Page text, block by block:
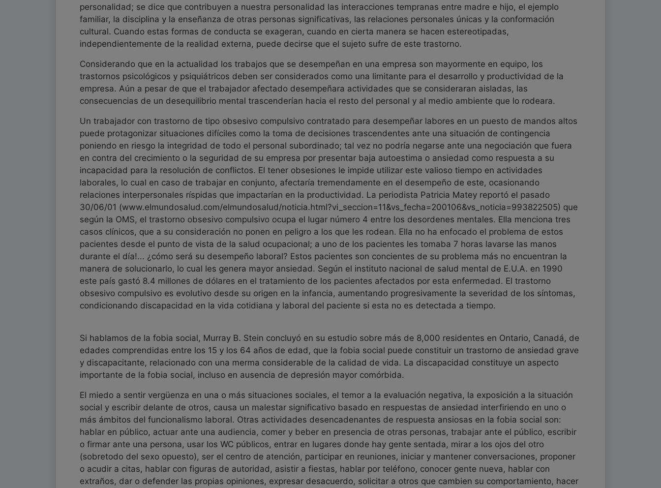
personalidad; se dice que contribuyen a nuestra personalidad las interacciones tempranas entre madre e hijo, el ejemplo
familiar, la disciplina y la enseñanza de otras personas significativas, las relaciones personales únicas y la conformación
cultural. Cuando estas formas de conducta se exageran, cuando en cierta manera se hacen estereotipadas,
independientemente de la realidad externa, puede decirse que el sujeto sufre de este trastorno.
Considerando que en la actualidad los trabajos que se desempeñan en una empresa son mayormente en equipo, los
trastornos psicológicos y psiquiátricos deben ser considerados como una limitante para el desarrollo y productividad de la
empresa. Aún a pesar de que el trabajador afectado desempeñara actividades que se consideraran aisladas, las
consecuencias de un desequilibrio mental trascenderían hacia el resto del personal y al medio ambiente que lo rodeara.
Un trabajador con trastorno de tipo obsesivo compulsivo contratado para desempeñar labores en un puesto de mandos altos
puede protagonizar situaciones difíciles como la toma de decisiones trascendentes ante una situación de contingencia
poniendo en riesgo la integridad de todo el personal subordinado; tal vez no podría negarse ante una negociación que fuera
en contra del crecimiento o la seguridad de su empresa por presentar baja autoestima o ansiedad como respuesta a su
incapacidad para la resolución de conflictos. El tener obsesiones le impide utilizar este valioso tiempo en actividades
laborales, lo cual en caso de trabajar en conjunto, afectaría tremendamente en el desempeño de este, ocasionando
relaciones interpersonales ríspidas que impactarían en la productividad. La periodista Patricia Matey reportó el pasado
30/06/01 (www.elmundosalud.com/elmundosalud/noticia.html?vi_seccion=11&vs_fecha=200106&vs_noticia=993822505) que
según la OMS, el trastorno obsesivo compulsivo ocupa el lugar número 4 entre los desordenes mentales. Ella menciona tres
casos clínicos, que a su consideración no ponen en peligro a los que les rodean. Ella no ha enfocado el problema de estos
pacientes desde el punto de vista de la salud ocupacional; a uno de los pacientes les tomaba 7 horas lavarse las manos
durante el día!... ¿cómo será su desempeño laboral? Estos pacientes son concientes de su problema más no encuentran la
manera de solucionarlo, lo cual les genera mayor ansiedad. Según el instituto nacional de salud mental de E.U.A. en 1990
este país gastó 8.4 millones de dólares en el tratamiento de los pacientes afectados por esta enfermedad. El trastorno
obsesivo compulsivo es evolutivo desde su origen en la infancia, aumentando progresivamente la severidad de los síntomas,
condicionando discapacidad en la vida cotidiana y laboral del paciente si esta no es detectada a tiempo.
Si hablamos de la fobia social, Murray B. Stein concluyó en su estudio sobre más de 8,000 residentes en Ontario, Canadá, de
edades comprendidas entre los 15 y los 64 años de edad, que la fobia social puede constituir un trastorno de ansiedad grave
y discapacitante, relacionado con una merma considerable de la calidad de vida. La discapacidad constituye un aspecto
importante de la fobia social, incluso en ausencia de depresión mayor comórbida.
El miedo a sentir vergüenza en una o más situaciones sociales, el temor a la evaluación negativa, la exposición a la situación
social y escribir delante de otros, causa un malestar significativo basado en respuestas de ansiedad interfiriendo en uno o
más ámbitos del funcionalismo laboral. Otras actividades desencadenantes de respuesta ansiosas en la fobia social son:
hablar en público, actuar ante una audiencia, comer y beber en presencia de otras personas, trabajar ante el público, escribir
o firmar ante una persona, usar los WC públicos, entrar en lugares donde hay gente sentada, mirar a los ojos del otro
(sobretodo del sexo opuesto), ser el centro de atención, participar en reuniones, iniciar y mantener conversaciones, proponer
o acudir a citas, hablar con figuras de autoridad, asistir a fiestas, hablar por teléfono, conocer gente nueva, hablar con
extraños, dar o defender las propias opiniones, expresar desacuerdo, solicitar a otros que cambien su comportamiento, hacer